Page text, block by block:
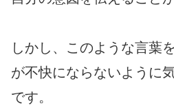
しかし、このような言葉
が不快にならないように
です。